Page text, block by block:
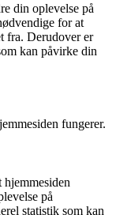
din oplevelse på
for at
fra. Derudover er
kan påvirke din
fungerer.
på
statistik som kan